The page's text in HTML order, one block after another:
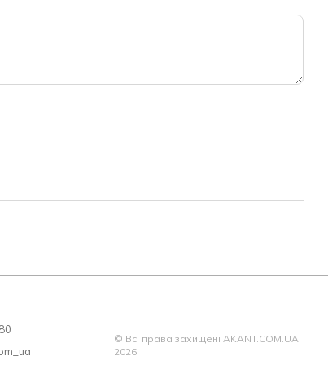
будь-які дефекти, що виникли внаслідок
– не розпаковуйте його, оскільки після зняття
таким, який був у використанні та
© Всі права захищені AKANT.COM.UA
2026